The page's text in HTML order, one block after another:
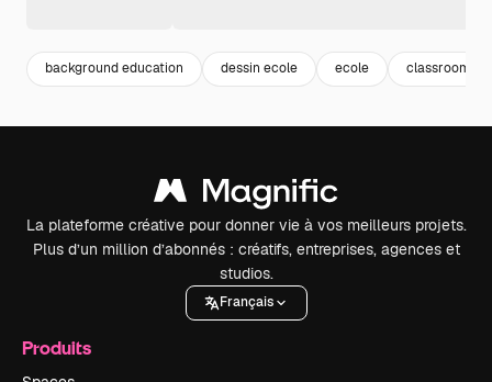
background education dessin ecole ecole classroom
La plateforme créative pour donner vie à vos meilleurs projets.
Plus d’un million d’abonnés : créatifs, entreprises, agences et
studios.
Français
Produits